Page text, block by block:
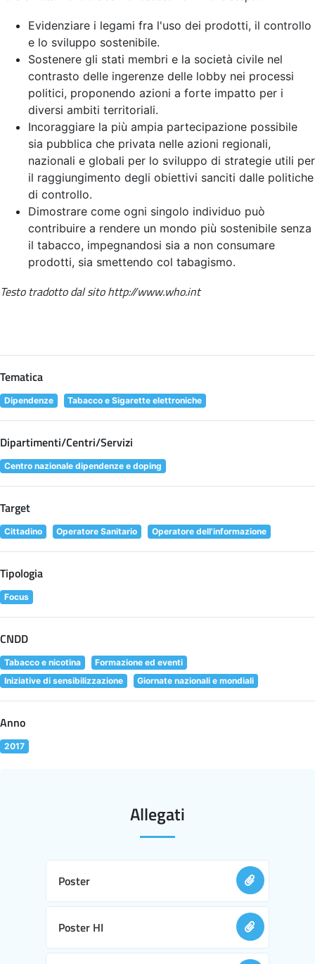
Evidenziare i legami fra l'uso dei prodotti, il controllo
e lo sviluppo sostenibile.
Sostenere gli stati membri e la società civile nel
contrasto delle ingerenze delle lobby nei processi
politici, proponendo azioni a forte impatto per i
diversi ambiti territoriali.
Incoraggiare la più ampia partecipazione possibile
sia pubblica che privata nelle azioni regionali,
nazionali e globali per lo sviluppo di strategie utili per
il raggiungimento degli obiettivi sanciti dalle politiche
di controllo.
Dimostrare come ogni singolo individuo può
contribuire a rendere un mondo più sostenibile senza
il tabacco, impegnandosi sia a non consumare
prodotti, sia smettendo col tabagismo.
Testo tradotto dal sito http://www.who.int
Tematica
Dipendenze Tabacco e Sigarette elettroniche
Dipartimenti/Centri/Servizi
Centro nazionale dipendenze e doping
Target
Cittadino Operatore Sanitario Operatore dell'informazione
Tipologia
Focus
CNDD
Tabacco e nicotina
Formazione ed eventi
Iniziative di sensibilizzazione
Giornate nazionali e mondiali
Anno
2017
Allegati
Poster
Poster HI